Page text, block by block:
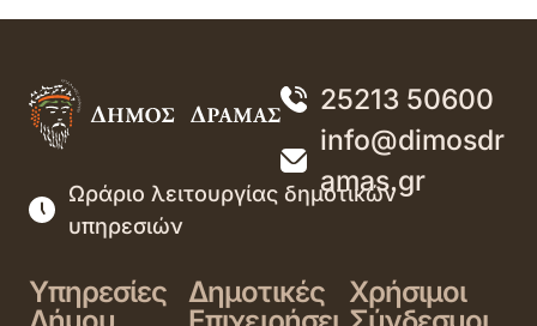
25213 50600
info@dimosdr
amas.gr
Ωράριο λειτουργίας δημοτικών
υπηρεσιών
Υπηρεσίες
Δημοτικές
Χρήσιμοι